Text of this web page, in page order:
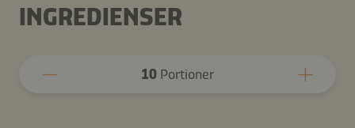
INGREDIENSER
10 Portioner